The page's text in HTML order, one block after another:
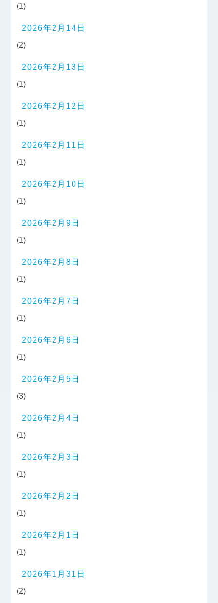
(1)
2026年2月14日
(2)
2026年2月13日
(1)
2026年2月12日
(1)
2026年2月11日
(1)
2026年2月10日
(1)
2026年2月9日
(1)
2026年2月8日
(1)
2026年2月7日
(1)
2026年2月6日
(1)
2026年2月5日
(3)
2026年2月4日
(1)
2026年2月3日
(1)
2026年2月2日
(1)
2026年2月1日
(1)
2026年1月31日
(2)